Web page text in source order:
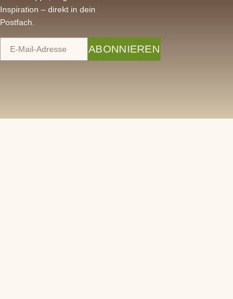
Inspiration – direkt in dein
Postfach.
ABONNIEREN